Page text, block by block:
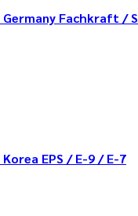
Fachkraft /
EPS / E-9 / E-7